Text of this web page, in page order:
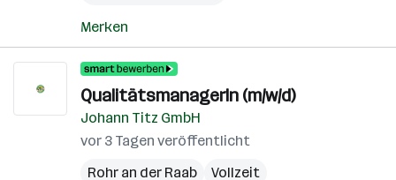
Merken
QualitätsmanagerIn (m/w/d)
Johann Titz GmbH
vor 3 Tagen veröffentlicht
Rohr an der Raab
Vollzeit